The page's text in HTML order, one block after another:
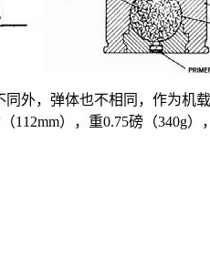
外，弹体也不相同，作为机
112mm），重0.75磅（340g）